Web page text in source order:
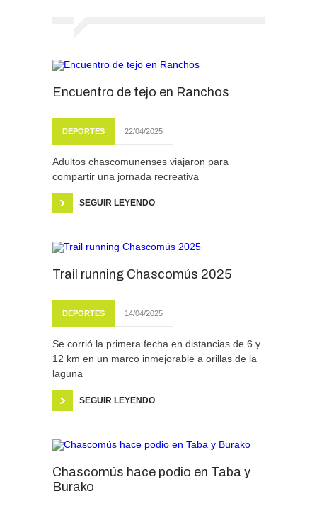
Encuentro de tejo en Ranchos
DEPORTES 22/04/2025
Adultos chascomunenses viajaron para
compartir una jornada recreativa
SEGUIR LEYENDO
Trail running Chascomús 2025
DEPORTES 14/04/2025
Se corrió la primera fecha en distancias de 6 y
12 km en un marco inmejorable a orillas de la
laguna
SEGUIR LEYENDO
Chascomús hace podio en Taba y
Burako